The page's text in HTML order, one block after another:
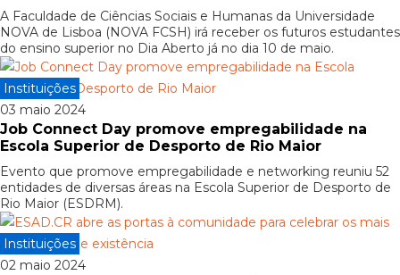
A Faculdade de Ciências Sociais e Humanas da Universidade
NOVA de Lisboa (NOVA FCSH) irá receber os futuros estudantes
do ensino superior no Dia Aberto já no dia 10 de maio.
Instituições
03 maio 2024
Job Connect Day promove empregabilidade na
Escola Superior de Desporto de Rio Maior
Evento que promove empregabilidade e networking reuniu 52
entidades de diversas áreas na Escola Superior de Desporto de
Rio Maior (ESDRM).
Instituições
02 maio 2024